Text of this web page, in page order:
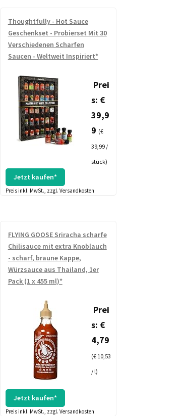
Thoughtfully - Hot Sauce
Geschenkset - Probierset Mit 30
Verschiedenen Scharfen
Saucen - Weltweit Inspiriert*
Prei
s: €
39,9
9 (€
39,99 /
stück)
Jetzt kaufen*
Preis inkl. MwSt., zzgl. Versandkosten
FLYING GOOSE Sriracha scharfe
Chilisauce mit extra Knoblauch
- scharf, braune Kappe,
Würzsauce aus Thailand, 1er
Pack (1 x 455 ml)*
Prei
s: €
4,79
(€ 10,53
/ l)
Jetzt kaufen*
Preis inkl. MwSt., zzgl. Versandkosten